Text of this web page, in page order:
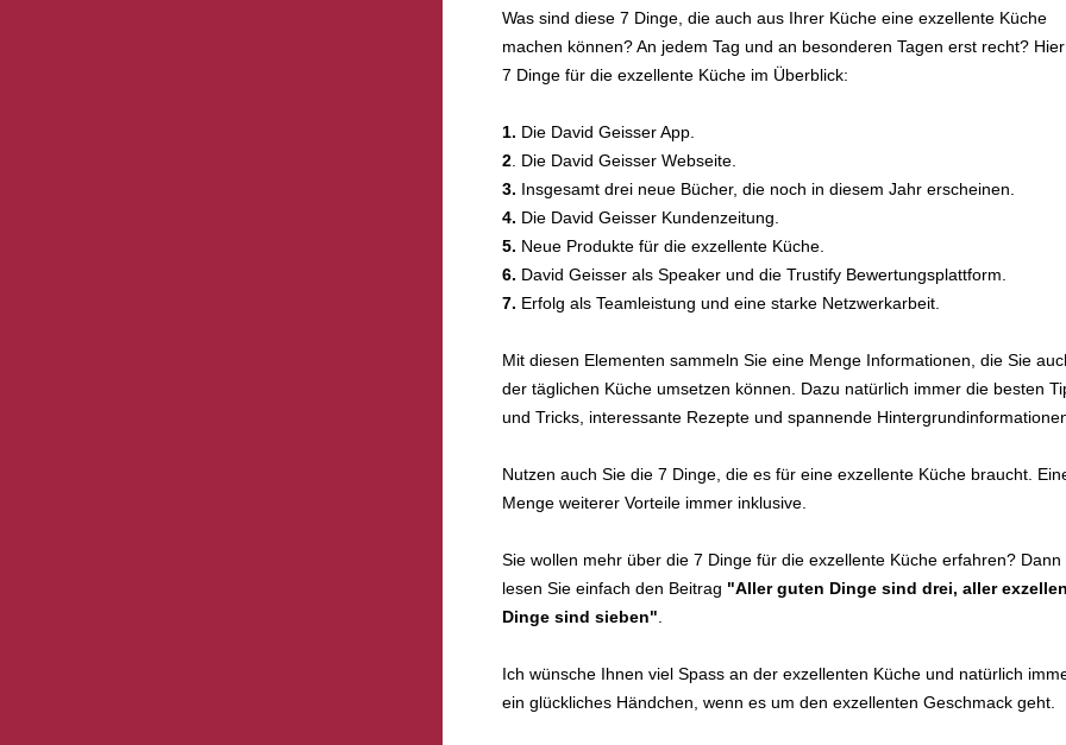
Was sind diese 7 Dinge, die auch aus Ihrer Küche eine exzellente Küche
machen können? An jedem Tag und an besonderen Tagen erst recht?
7 Dinge für die exzellente Küche im Überblick:
1. Die David Geisser App.
2 . Die David Geisser Webseite.
3. Insgesamt drei neue Bücher, die noch in diesem Jahr erscheinen.
4. Die David Geisser Kundenzeitung.
5. Neue Produkte für die exzellente Küche.
6. David Geisser als Speaker und die Trustify Bewertungsplattform.
7. Erfolg als Teamleistung und eine starke Netzwerkarbeit.
Mit diesen Elementen sammeln Sie eine Menge Informationen, die Sie
der täglichen Küche umsetzen können. Dazu natürlich immer die besten
und Tricks, interessante Rezepte und spannende
Nutzen auch Sie die 7 Dinge, die es für eine exzellente Küche braucht.
Menge weiterer Vorteile immer inklusive.
Sie wollen mehr über die 7 Dinge für die exzellente Küche erfahren? Dann
lesen Sie einfach den Beitrag "Aller guten Dinge sind drei, aller
Dinge sind sieben"
Ich wünsche Ihnen viel Spass an der exzellenten Küche und natürlich
ein glückliches Händchen, wenn es um den exzellenten Geschmack geht.